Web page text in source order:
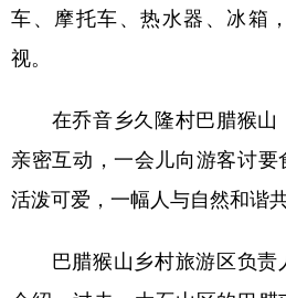
车、摩托车、热水器、冰箱
视。
在乔音乡久隆村巴腊猴山
亲密互动，一会儿向游客讨要
活泼可爱，一幅人与自然和谐
巴腊猴山乡村旅游区负责